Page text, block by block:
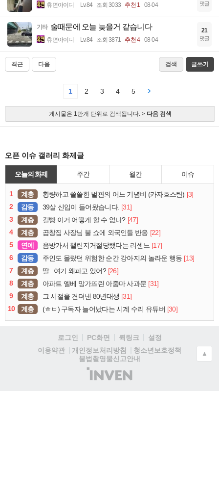
휴면아이디 Lv.84 조회 3033 추천 1 08-04 댓글
기타 술때문에 오늘 늦을거 같습니다
휴면아이디 Lv.84 조회 3871 추천 4 08-04
21
댓글
최근 다음 검색 글쓰기
1 2 3 4 5
게시물은 1만개 단위로 검색됩니다. > 다음 검색
오픈 이슈 갤러리 화제글
오늘의 화제 주간 월간 이슈
1 계층 황량하고 쓸쓸한 벌판의 어느 기념비 (카자흐스탄) [3]
2
감동 39살 신입이 들어왔습니다. [31]
3
계층 길빵 이거 어떻게 할 수 없나? [47]
4
계층 곱창집 사장님 불 쇼에 외국인들 반응 [22]
5
연예 음방가서 챌린지거절당했다는 리센느 [17]
6
감동 주인도 몰랐던 위험한 순간 강아지의 놀라운 행동 [13]
7
계층 딸...여기 왜파고 있어? [26]
8
계층 아파트 엘베 망가뜨린 아줌마 사과문 [31]
9
계층 그 시절을 견뎌낸 80년대생 [31]
10
계층 (ㅎㅂ) 구독자 늘어났다는 시계 수리 유튜버 [30]
로그인 PC화면 퀵링크
설정
이용약관
개인정보처리방침
청소년보호정책
불법촬영물신고안내
(주)
인
▲